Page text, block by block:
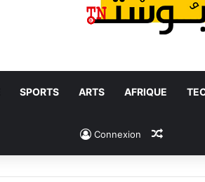
SPORTS ARTS AFRIQUE
Connexion Article